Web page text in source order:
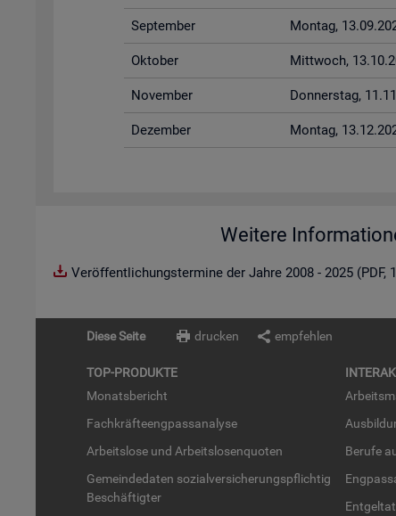
Sep­tem­ber Mon­tag,
Ok­to­ber Mitt­woch,
No­vem­ber Don­ners­tag,
De­zem­ber Mon­tag,
Weitere
Veröffentlichungstermine der Jahre 2008 - 2025 (PDF,
Diese Seite drucken empfehlen
TOP-PRO­DUK­TE
Mo­nats­be­richt
Fach­kräf­te­eng­pass­ana­ly­se
Ar­beits­lo­se und Ar­beits­lo­sen­quo­ten
Ge­mein­de­da­ten so­zi­al­ver­si­che­rungs­pflich­tig
Be­schäf­tig­ter
Be­ru­fe